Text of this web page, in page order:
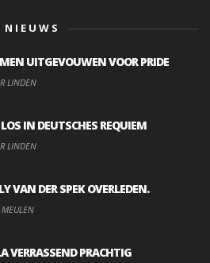
NIEUWS
UITGEVOUWEN VOOR PRIDE
LINDEN
IN DEUTSCHES REQUIEM
LINDEN
VAN DER SPEK OVERLEDEN.
VERRASSEND PRACHTIG